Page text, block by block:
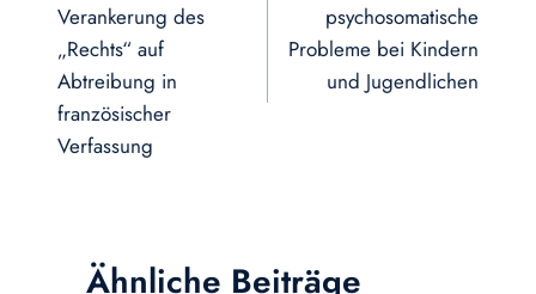
Verankerung des
„Rechts“ auf
Abtreibung in
französischer
Verfassung
psychosomatische
Probleme bei Kindern
und Jugendlichen
Ähnliche Beiträge